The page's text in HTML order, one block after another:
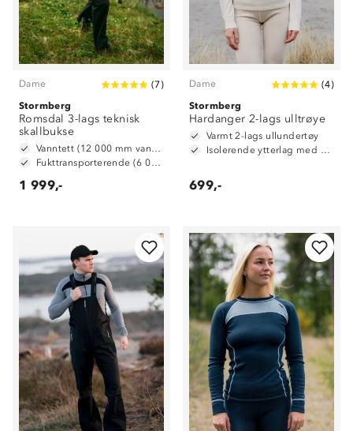
Dame (7)
Stormberg
Romsdal 3-lags teknisk
skallbukse
Vanntett (12 000 mm vannsøyle)
Fukttransporterende (6 000 g/ m2/ 24t)
1 999,-
Dame (4)
Stormberg
Hardanger 2-lags ulltrøye
Varmt 2-lags ullundertøy
Isolerende ytterlag med 70 % ull og 30 % polyester
699,-